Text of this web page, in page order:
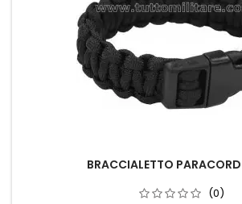
BRACCIALETTO PARACORD
(0)